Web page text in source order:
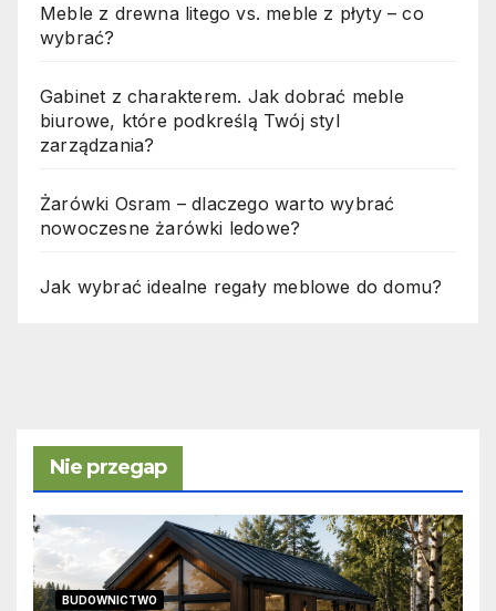
Meble z drewna litego vs. meble z płyty – co
wybrać?
Gabinet z charakterem. Jak dobrać meble
biurowe, które podkreślą Twój styl
zarządzania?
Żarówki Osram – dlaczego warto wybrać
nowoczesne żarówki ledowe?
Jak wybrać idealne regały meblowe do domu?
Nie przegap
BUDOWNICTWO